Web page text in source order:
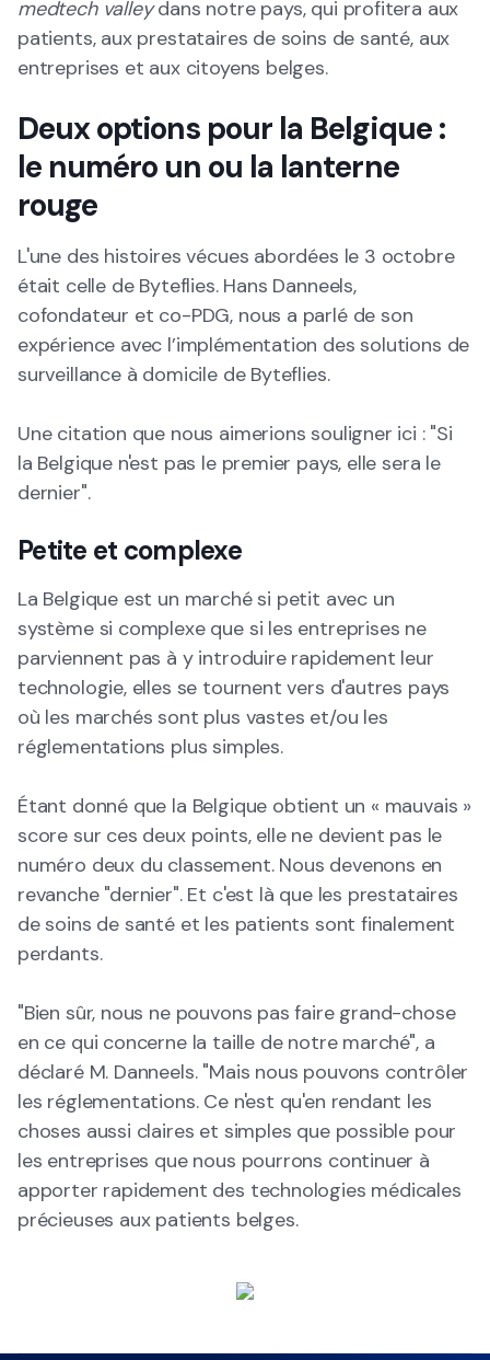
medtech valleydans notre pays, qui profitera aux
patients, aux prestataires de soins de santé, aux
entreprises et aux citoyens belges.
Deux options pour la Belgique :
le numéro un ou la lanterne
rouge
L'une des histoires vécues abordées le 3 octobre
était celle de Byteflies. Hans Danneels,
cofondateur et co-PDG, nous a parlé de son
expérience avec l’implémentation des solutions de
surveillance à domicile de Byteflies.
Une citation que nous aimerions souligner ici : "Si
la Belgique n'est pas le premier pays, elle sera le
dernier".
Petite et complexe
La Belgique est un marché si petit avec un
système si complexe que si les entreprises ne
parviennent pas à y introduire rapidement leur
technologie, elles se tournent vers d'autres pays
où les marchés sont plus vastes et/ou les
réglementations plus simples.
Étant donné que la Belgique obtient un « mauvais »
score sur ces deux points, elle ne devient pas le
numéro deux du classement. Nous devenons en
revanche "dernier". Et c'est là que les prestataires
de soins de santé et les patients sont finalement
perdants.
"Bien sûr, nous ne pouvons pas faire grand-chose
en ce qui concerne la taille de notre marché", a
déclaré M. Danneels. "Mais nous pouvons contrôler
les réglementations. Ce n'est qu'en rendant les
choses aussi claires et simples que possible pour
les entreprises que nous pourrons continuer à
apporter rapidement des technologies médicales
précieuses aux patients belges.